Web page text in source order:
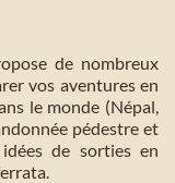
de nombreux
vos aventures en
le monde (Népal,
pédestre et
de sorties en